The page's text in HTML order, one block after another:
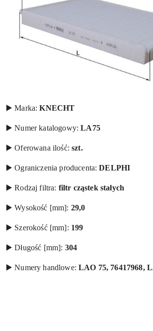
▶️ Marka:KNECHT
▶️ Numer katalogowy:LA75
▶️ Oferowana ilość:szt.
▶️ Ograniczenia producenta:DELPHI
▶️ Rodzaj filtra: filtr cząstek stałych
▶️ Wysokość [mm]: 29,0
▶️ Szerokość [mm]: 199
▶️ Długość [mm]: 304
▶️ Numery handlowe:LAO 75, 76417968,